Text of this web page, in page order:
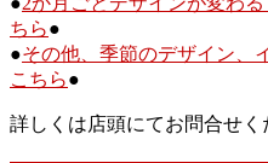
ちら●
●その他、季節のデザイン、
こちら●
詳しくは店頭にてお問合せく